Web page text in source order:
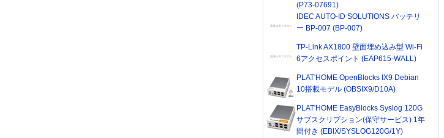
(P73-07691)
IDEC AUTO-ID SOLUTIONS バッテリ
ー BP-007 (BP-007)
TP-Link AX1800 壁面埋め込み型 Wi-Fi
6アクセスポイント (EAP615-WALL)
PLAT'HOME OpenBlocks IX9 Debian
10搭載モデル (OBSIX9/D10A)
PLAT'HOME EasyBlocks Syslog 120G
サブスクリプション(保守サービス) 1年
間付き (EBIX/SYSLOG120G/1Y)